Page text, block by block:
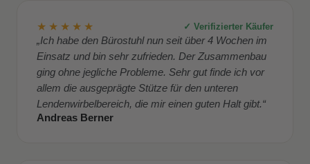
★★★★★ ✓ Verifizierter Käufer
„Ich habe den Bürostuhl nun seit über 4 Wochen im
Einsatz und bin sehr zufrieden. Der Zusammenbau
ging ohne jegliche Probleme. Sehr gut finde ich vor
allem die ausgeprägte Stütze für den unteren
Lendenwirbelbereich, die mir einen guten Halt gibt.“
Andreas Berner